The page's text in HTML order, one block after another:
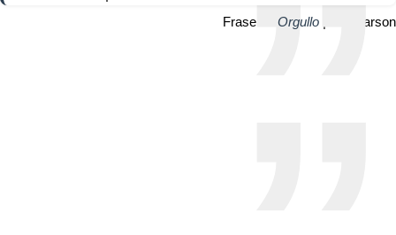
Frase de Orgullo | Erik Larson